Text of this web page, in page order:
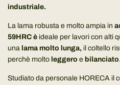
.
.
industriale.
La lama robusta e molto ampia in
59HRC è ideale per lavori con alti
una lama molto lunga, il coltello
perchè molto leggero e bilanciato.
Studiato da personale HORECA il